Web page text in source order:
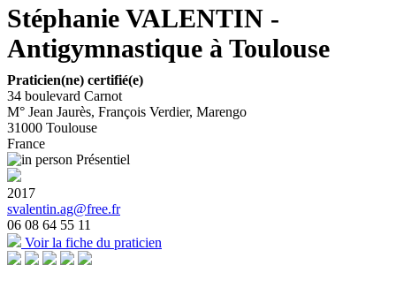
Stéphanie VALENTIN -
Antigymnastique à Toulouse
Praticien(ne) certifié(e)
34 boulevard Carnot
M° Jean Jaurès, François Verdier, Marengo
31000 Toulouse
France
Présentiel
2017
svalentin.ag@free.fr
06 08 64 55 11
Voir la fiche du praticien